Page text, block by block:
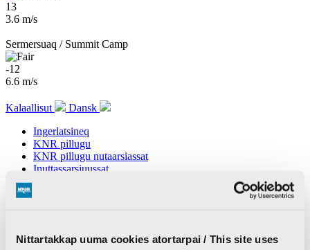
Nittartakkap uuma cookies atortarpai / This site uses
13
3.6 m/s
Sermersuaq / Summit Camp
-12
6.6 m/s
Kalaallisut
Dansk
Ingerlatsineq
KNR pillugu
KNR pillugu nutaarsiassat
Inuttassarsiuussat
News